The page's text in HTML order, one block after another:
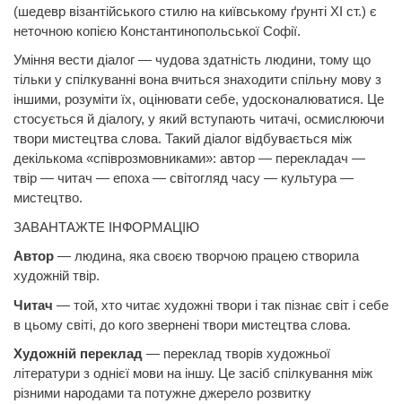
(шедевр візантійського стилю на київському ґрунті ХІ ст.) є
неточною копією Константинопольської Софії.
Уміння вести діалог — чудова здатність людини, тому що
тільки у спілкуванні вона вчиться знаходити спільну мову з
іншими, розуміти їх, оцінювати себе, удосконалюватися. Це
стосується й діалогу, у який вступають читачі, осмислюючи
твори мистецтва слова. Такий діалог відбувається між
декількома «співрозмовниками»: автор — перекладач —
твір — читач — епоха — світогляд часу — культура —
мистецтво.
ЗАВАНТАЖТЕ ІНФОРМАЦІЮ
Автор — людина, яка своєю творчою працею створила
художній твір.
Читач — той, хто читає художні твори і так пізнає світ і себе
в цьому світі, до кого звернені твори мистецтва слова.
Художній переклад — переклад творів художньої
літератури з однієї мови на іншу. Це засіб спілкування між
різними народами та потужне джерело розвитку